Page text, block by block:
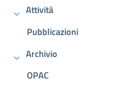
Attività
Pubblicazioni
Archivio
OPAC